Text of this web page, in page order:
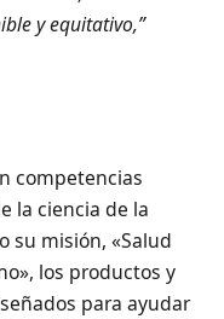
y equitativo,”
competencias
la ciencia de la
su misión, «Salud
los productos y
para ayudar